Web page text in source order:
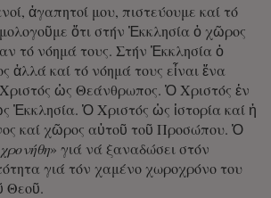
ἀγαπητοί μου, πιστεύουμε καί τό
ὅτι στήν Ἐκκλησία ὁ χῶρος
τό νόημά τους. Στήν Ἐκκλησία ὁ
ἀλλά καί τό νόημά τους εἶναι ἕνα
ὡς Θεάνθρωπος. Ὁ Χριστός ἐν
Ἐκκλησία. Ὁ Χριστός ὡς ἱστορία καί ἡ
καί χῶρος αὐτοῦ τοῦ Προσώπου. Ὁ
» γιά νά ξαναδώσει στόν
γιά τόν χαμένο χωροχρόνο του
Θεοῦ.